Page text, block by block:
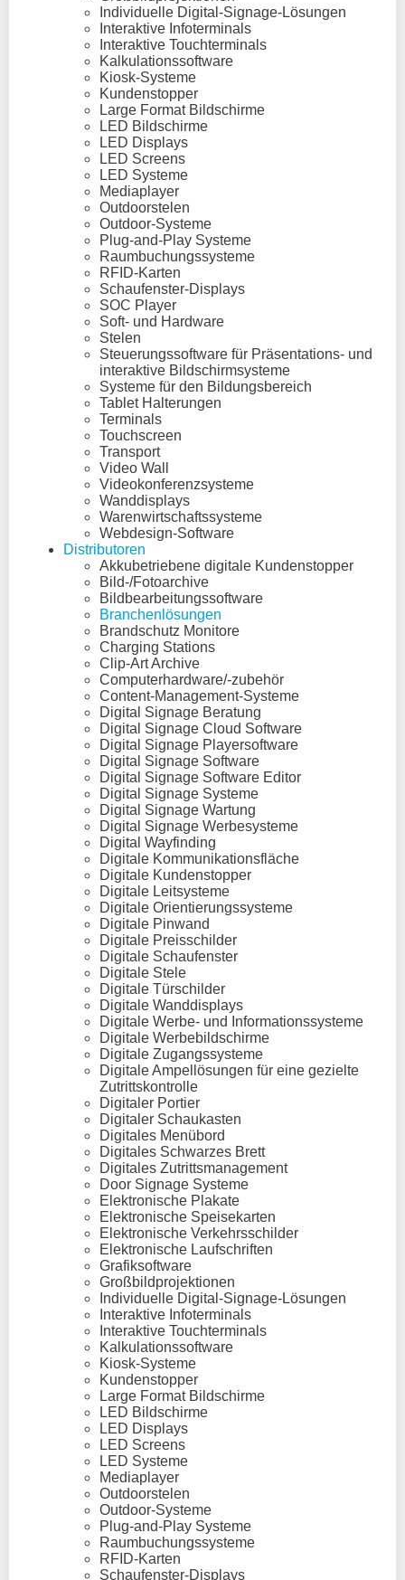
Individuelle Digital-Signage-Lösungen
Interaktive Infoterminals
Interaktive Touchterminals
Kalkulationssoftware
Kiosk-Systeme
Kundenstopper
Large Format Bildschirme
LED Bildschirme
LED Displays
LED Screens
LED Systeme
Mediaplayer
Outdoorstelen
Outdoor-Systeme
Plug-and-Play Systeme
Raumbuchungssysteme
RFID-Karten
Schaufenster-Displays
SOC Player
Soft- und Hardware
Stelen
Steuerungssoftware für Präsentations- und
interaktive Bildschirmsysteme
Systeme für den Bildungsbereich
Tablet Halterungen
Terminals
Touchscreen
Transport
Video Wall
Videokonferenzsysteme
Wanddisplays
Warenwirtschaftssysteme
Webdesign-Software
Distributoren
Akkubetriebene digitale Kundenstopper
Bild-/Fotoarchive
Bildbearbeitungssoftware
Branchenlösungen
Brandschutz Monitore
Charging Stations
Clip-Art Archive
Computerhardware/-zubehör
Content-Management-Systeme
Digital Signage Beratung
Digital Signage Cloud Software
Digital Signage Playersoftware
Digital Signage Software
Digital Signage Software Editor
Digital Signage Systeme
Digital Signage Wartung
Digital Signage Werbesysteme
Digital Wayfinding
Digitale Kommunikationsfläche
Digitale Kundenstopper
Digitale Leitsysteme
Digitale Orientierungssysteme
Digitale Pinwand
Digitale Preisschilder
Digitale Schaufenster
Digitale Stele
Digitale Türschilder
Digitale Wanddisplays
Digitale Werbe- und Informationssysteme
Digitale Werbebildschirme
Digitale Zugangssysteme
Digitale Ampellösungen für eine gezielte
Zutrittskontrolle
Digitaler Portier
Digitaler Schaukasten
Digitales Menübord
Digitales Schwarzes Brett
Digitales Zutrittsmanagement
Door Signage Systeme
Elektronische Plakate
Elektronische Speisekarten
Elektronische Verkehrsschilder
Elektronische Laufschriften
Grafiksoftware
Großbildprojektionen
Individuelle Digital-Signage-Lösungen
Interaktive Infoterminals
Interaktive Touchterminals
Kalkulationssoftware
Kiosk-Systeme
Kundenstopper
Large Format Bildschirme
LED Bildschirme
LED Displays
LED Screens
LED Systeme
Mediaplayer
Outdoorstelen
Outdoor-Systeme
Plug-and-Play Systeme
Raumbuchungssysteme
RFID-Karten
Schaufenster-Displays